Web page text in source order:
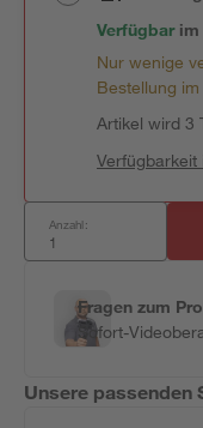
Verfügbar im
Nur wenige
Bestellung
Artikel wird 3
Anzahl:
Fragen zum
Sofort-
Unsere passenden